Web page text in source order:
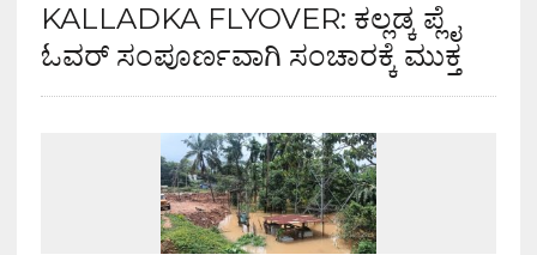
KALLADKA FLYOVER: ಕಲ್ಲಡ್ಕ ಪ್ಲೈ
ಓವರ್ ಸಂಪೂರ್ಣವಾಗಿ ಸಂಚಾರಕ್ಕೆ ಮುಕ್ತ